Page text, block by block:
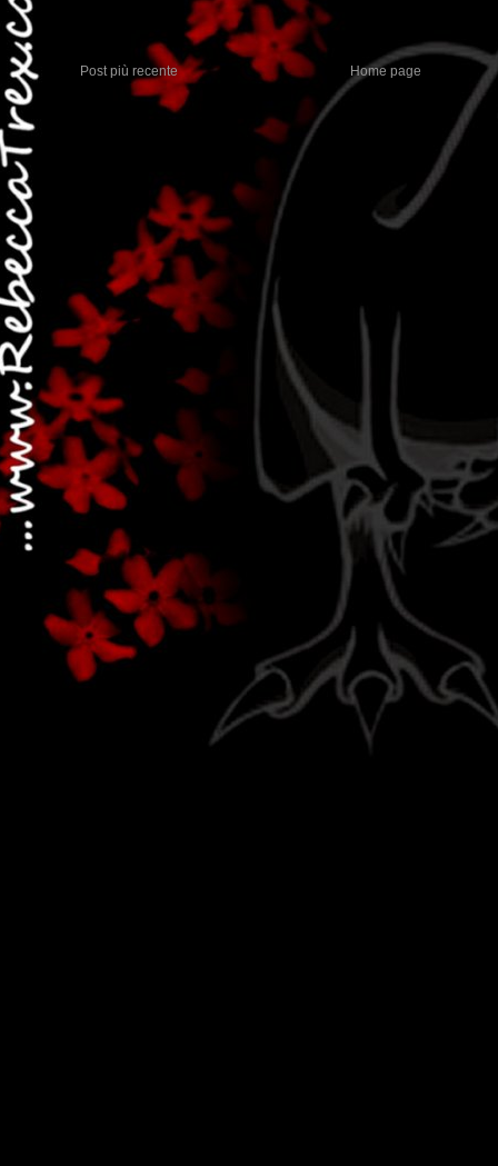
Post più recente Home page